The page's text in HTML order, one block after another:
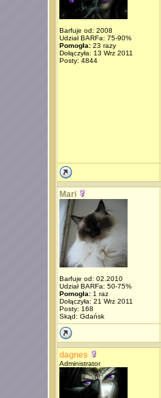
Barfuje od: 2008
Udział BARFa: 75-90%
Pomogła:23 razy
Dołączyła: 13 Wrz 2011
Posty: 4844
Mari
Barfuje od: 02.2010
Udział BARFa: 50-75%
Pomogła:1 raz
Dołączyła: 21 Wrz 2011
Posty: 168
Skąd: Gdańsk
dagnes
Administrator